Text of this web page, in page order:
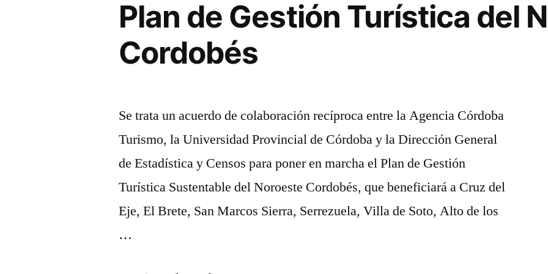
seminario
"Planificación
Estratégica
Destinos
Turísticos"”
Yacanto
Destinos
Turísticos"
Plan de Gestión Turística del
Cordobés
Se trata un acuerdo de colaboración recíproca entre la Agencia Córdoba
Turismo, la Universidad Provincial de Córdoba y la Dirección General
de Estadística y Censos para poner en marcha el Plan de Gestión
Turística Sustentable del Noroeste Cordobés, que beneficiará a Cruz del
Eje, El Brete, San Marcos Sierra, Serrezuela, Villa de Soto, Alto de los
…